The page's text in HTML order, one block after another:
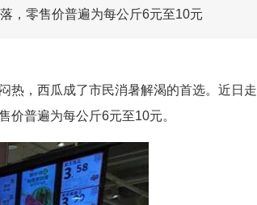
，零售价普遍为每公斤6元至10元
热，西瓜成了市民消暑解渴的首选。近日走
价普遍为每公斤6元至10元。